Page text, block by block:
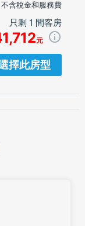
不含稅金和服務費
只剩 1 間客房
元
擇此房型